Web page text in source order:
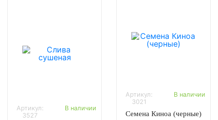
Артикул:
3527
В наличии
Артикул:
3021
В наличии
Семена Киноа (черные)